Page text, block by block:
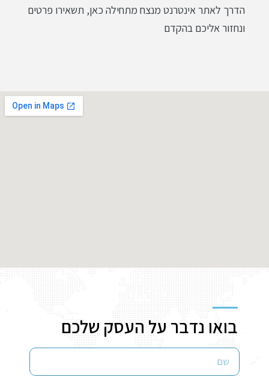
הדרך לאתר אינטרנט מנצח מתחילה כאן, תשאירו פרטים
ונחזור אליכם בהקדם
בואו נדבר על העסק שלכם